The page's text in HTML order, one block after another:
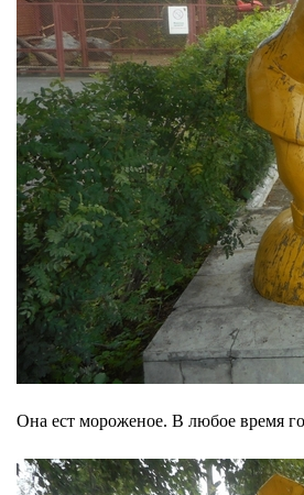
Она ест мороженое. В любое время